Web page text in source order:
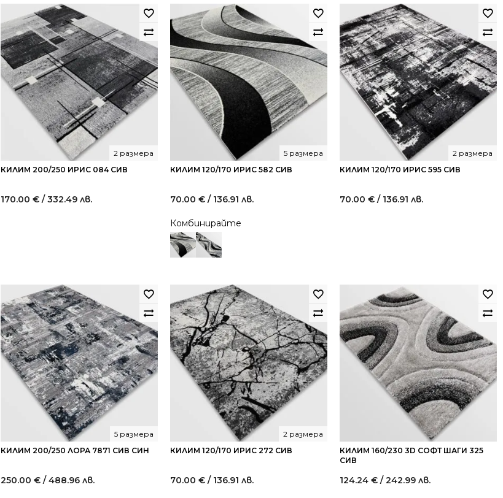
КИЛИМ 200/250 ИРИС 084 СИВ
2 размера
170.00 € / 332.49 лв.
КИЛИМ 120/170 ИРИС 582 СИВ
5 размера
70.00 € / 136.91 лв.
Комбинирайте
КИЛИМ 120/170 ИРИС 595 СИВ
2 размера
70.00 € / 136.91 лв.
КИЛИМ 200/250 ЛОРА 7871 СИВ СИН
5 размера
250.00 € / 488.96 лв.
КИЛИМ 120/170 ИРИС 272 СИВ
2 размера
70.00 € / 136.91 лв.
КИЛИМ 160/230 3D СОФТ ШАГИ 325
СИВ
124.24 € / 242.99 лв.